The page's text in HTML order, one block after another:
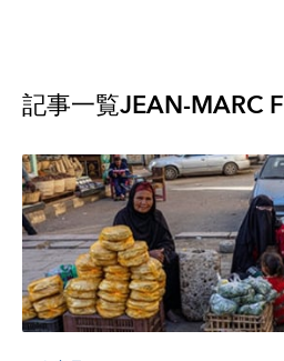
記事一覧JEAN-MARC